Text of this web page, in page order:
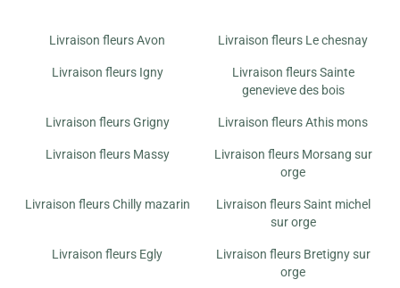
Livraison fleurs Avon Livraison fleurs Le chesnay
Livraison fleurs Igny
Livraison fleurs Sainte
genevieve des bois
Livraison fleurs Grigny Livraison fleurs Athis mons
Livraison fleurs Massy
Livraison fleurs Morsang sur
orge
Livraison fleurs Chilly mazarin
Livraison fleurs Saint michel
sur orge
Livraison fleurs Egly
Livraison fleurs Bretigny sur
orge